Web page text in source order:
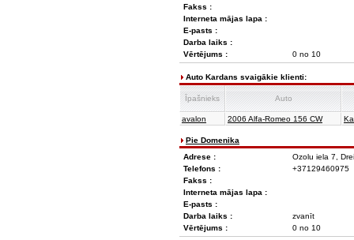
Fakss :
Interneta mājas lapa :
E-pasts :
Darba laiks :
Vērtējums :
0 no 10
Auto Kardans svaigākie klienti:
Īpašnieks Auto
avalon 2006 Alfa-Romeo 156 CW
Pie Domenika
Adrese :
Ozolu iela 7,
Telefons :
+37129460975
Fakss :
Interneta mājas lapa :
E-pasts :
Darba laiks :
zvanīt
Vērtējums :
0 no 10